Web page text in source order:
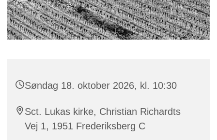
Søndag 18. oktober 2026, kl. 10:30
Sct. Lukas kirke, Christian Richardts
Vej 1, 1951 Frederiksberg C